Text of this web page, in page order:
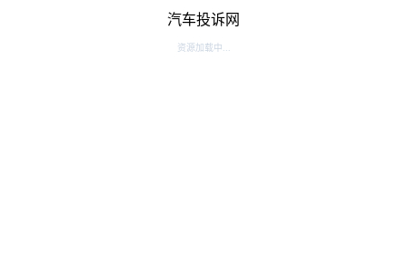
汽车投诉网
资源加载中...